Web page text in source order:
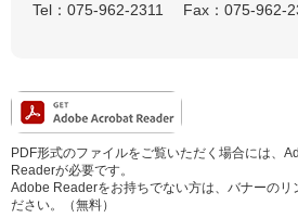
Tel：075-962-2311
Fax：075-962-
PDF形式のファイルをご覧いただく場合には、
Readerが必要です。
Adobe Readerをお持ちでない方は、バナーのリ
ださい。（無料）